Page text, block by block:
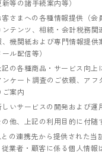
新等の諸手続案内等）
客さまへの各種情報提供（会
ンテンツ、相続・会計税務関
、機関紙および専門情報提供
ール配信等）
記の各種商品・サービス向上
ンケート調査のご依頼、アフ
ご案内
しいサービスの開発および運
の他、上記の利用目的に付随
との連携先から提供された当
業者・顧客に係る個人情報